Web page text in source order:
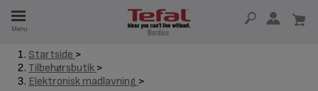
Menu
I 15 ÅR
Startside >
Tilbehørsbutik >
Elektronisk madlavning >